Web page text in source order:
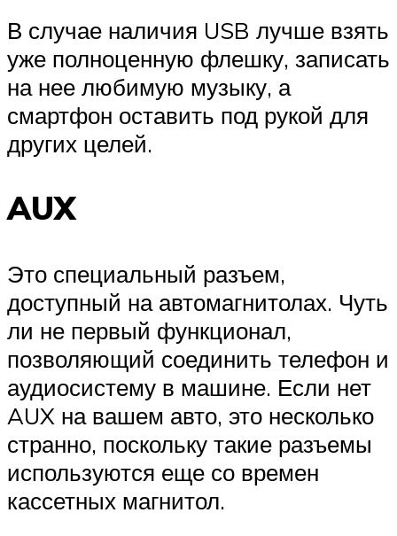
В случае наличия USB лучше взять
уже полноценную флешку, записать
на нее любимую музыку, а
смартфон оставить под рукой для
других целей.
AUX
Это специальный разъем,
доступный на автомагнитолах. Чуть
ли не первый функционал,
позволяющий соединить телефон и
аудиосистему в машине. Если нет
AUX на вашем авто, это несколько
странно, поскольку такие разъемы
используются еще со времен
кассетных магнитол.